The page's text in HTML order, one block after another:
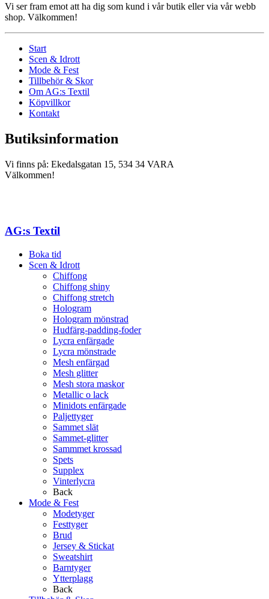
Vi ser fram emot att ha dig som kund i vår butik eller via vår webb
shop. Välkommen!
Start
Scen & Idrott
Mode & Fest
Tillbehör & Skor
Om AG:s Textil
Köpvillkor
Kontakt
Butiksinformation
Vi finns på: Ekedalsgatan 15, 534 34 VARA
Välkommen!
AG:s Textil
Boka tid
Scen & Idrott
Chiffong
Chiffong shiny
Chiffong stretch
Hologram
Hologram mönstrad
Hudfärg-padding-foder
Lycra enfärgade
Lycra mönstrade
Mesh enfärgad
Mesh glitter
Mesh stora maskor
Metallic o lack
Minidots enfärgade
Paljettyger
Sammet slät
Sammet-glitter
Sammmet krossad
Spets
Supplex
Vinterlycra
Back
Mode & Fest
Modetyger
Festtyger
Brud
Jersey & Stickat
Sweatshirt
Barntyger
Ytterplagg
Back